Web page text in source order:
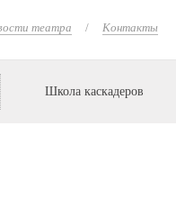
театра Контакты
Школа каскадеров